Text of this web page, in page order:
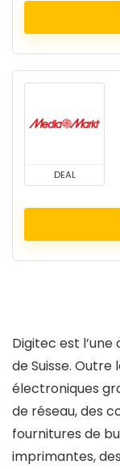
DEAL
Digitec est
de Suisse.
électroniques
de réseau, des
fournitures de
imprimantes,